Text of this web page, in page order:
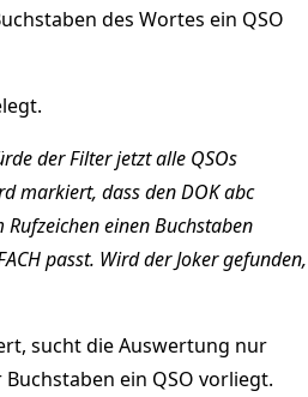
des Wortes ein QSO
der Filter jetzt alle QSOs
markiert, dass den DOK abc
einen Buchstaben
passt. Wird der Joker gefunden,
sucht die Auswertung nur
ein QSO vorliegt.